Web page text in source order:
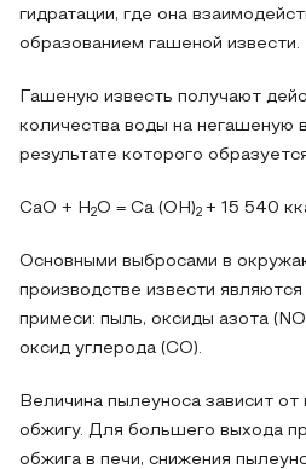
гидратации, где она
образованием гашеной извести.
Гашеную известь получают
количества воды на негашеную
результате которого
CaO + H 2O = Ca (OH)2 + 15 540
Основными выбросами в
производстве извести
примеси: пыль, оксиды азота
оксид углерода (СО).
Величина пылеуноса зависит от
обжигу. Для большего выхода
обжига в печи, снижения